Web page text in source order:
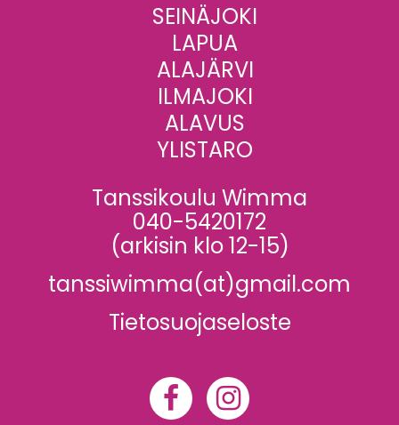
SEINÄJOKI
LAPUA
ALAJÄRVI
ILMAJOKI
ALAVUS
YLISTARO
Tanssikoulu Wimma
040-5420172
(arkisin klo 12-15)
tanssiwimma(at)gmail.com
Tietosuojaseloste